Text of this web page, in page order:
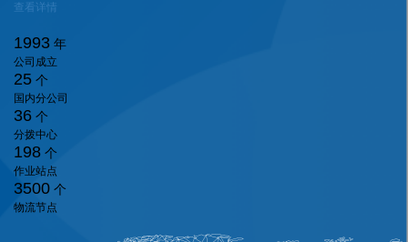
查看详情
1993 年
公司成立
25 个
国内分公司
36 个
分拨中心
198 个
作业站点
3500 个
物流节点